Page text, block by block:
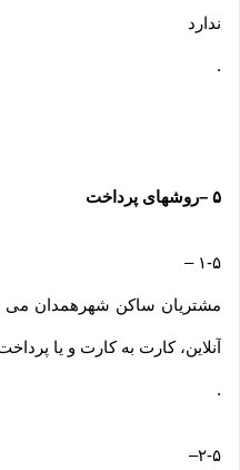
ندارد
.
۵ –روشهای پرداخت
۱-۵ –
مشتریان ساکن شهرهمدان می
آنلاین، کارت به کارت و یا
.
۲-۵–